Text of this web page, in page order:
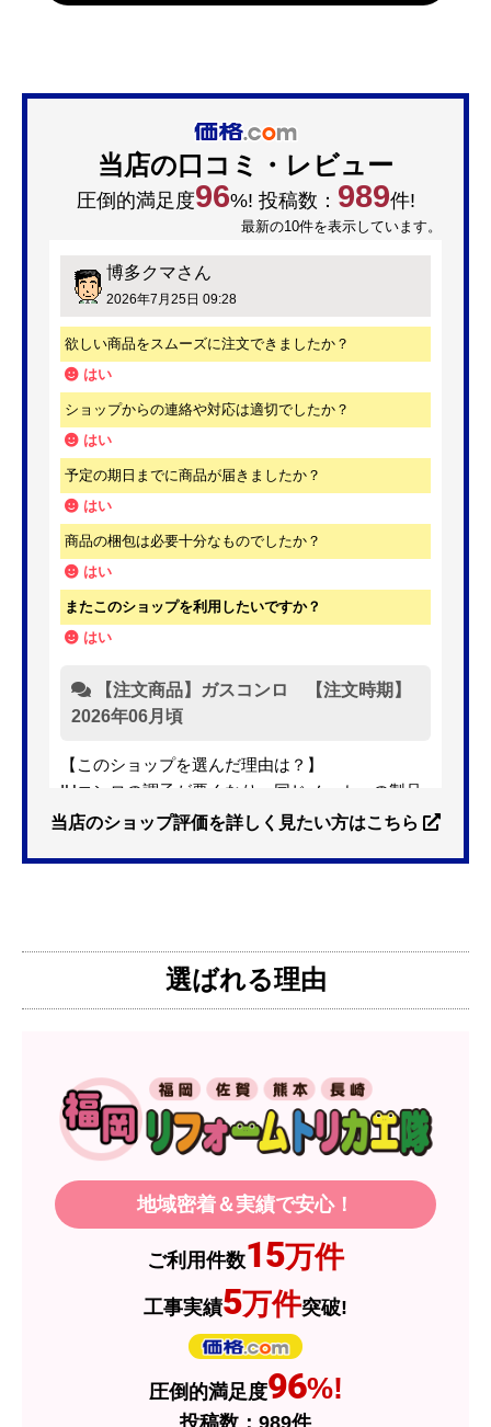
当店の口コミ・レビュー
圧倒的満足度96%! 投稿数： 989件!
最新の10件を表示しています。
博多クマさん
2026年7月25日 09:28
欲しい商品をスムーズに注文できましたか？
はい
ショップからの連絡や対応は適切でしたか？
はい
予定の期日までに商品が届きましたか？
はい
商品の梱包は必要十分なものでしたか？
はい
またこのショップを利用したいですか？
はい
【注文商品】ガスコンロ 【注文時期】
2026年06月頃
【このショップを選んだ理由は？】
IHコンロの調子が悪くなり、同じメーカーの製品
を探していました。ただ、3口から2口のものへ変
は需要が少なく製品によっては割高になるとのこ
ろ、希望した製品が量販店よりかなり安い価格で
あったので購入いたしました。
【その他感想・コメント】
製品価格もですが、設置や保証なども充実してい
るので、今後も頼りになるショップの一つです。
2026年7月3日 19:01
欲しい商品をスムーズに注文できましたか？
ショップからの連絡や対応は適切でしたか？
当店のショップ評価を詳しく見たい方はこちら
選ばれる理由
地域密着＆実績で安心！
ご利用件数15万件
工事実績5万件突破!
圧倒的満足度96%!
投稿数： 989件